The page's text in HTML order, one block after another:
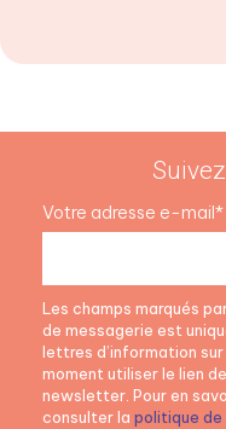
Votre adresse e-mail*
Les champs marqués
de messagerie est
lettres d’information
moment utiliser le lien
newsletter. Pour en
consulter la politique